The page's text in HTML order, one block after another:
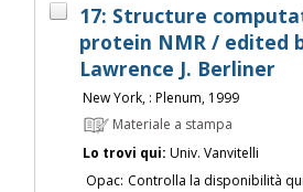
17: Structure
protein NMR / edited
Lawrence J. Berliner
New York, : Plenum, 1999
Materiale a stampa
Lo trovi qui: Univ. Vanvitelli
Opac: Controlla la disponibilità